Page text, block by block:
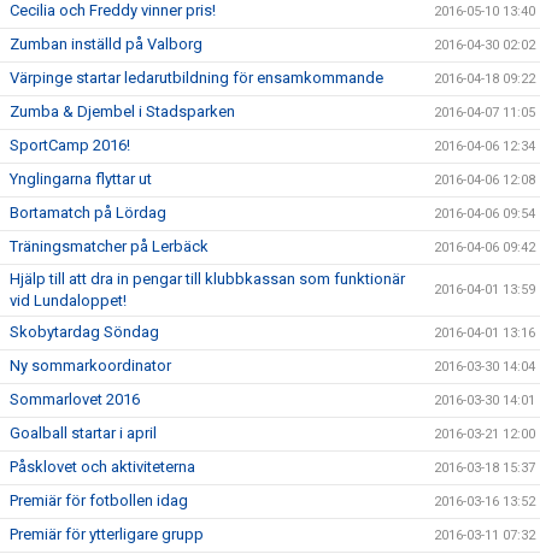
Cecilia och Freddy vinner pris! 2016-05-10 13:40
Zumban inställd på Valborg 2016-04-30 02:02
Värpinge startar ledarutbildning för ensamkommande 2016-04-18 09:22
Zumba & Djembel i Stadsparken 2016-04-07 11:05
SportCamp 2016! 2016-04-06 12:34
Ynglingarna flyttar ut 2016-04-06 12:08
Bortamatch på Lördag 2016-04-06 09:54
Träningsmatcher på Lerbäck 2016-04-06 09:42
Hjälp till att dra in pengar till klubbkassan som funktionär
vid Lundaloppet!
2016-04-01 13:59
Skobytardag Söndag 2016-04-01 13:16
Ny sommarkoordinator 2016-03-30 14:04
Sommarlovet 2016 2016-03-30 14:01
Goalball startar i april 2016-03-21 12:00
Påsklovet och aktiviteterna 2016-03-18 15:37
Premiär för fotbollen idag 2016-03-16 13:52
Premiär för ytterligare grupp 2016-03-11 07:32